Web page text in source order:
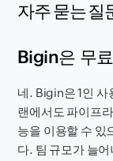
자주 묻는 질
Bigin은 무
네. Bigin은 1인 사
랜에서도 파이프
능을 이용할 수 있
다. 팀 규모가 늘